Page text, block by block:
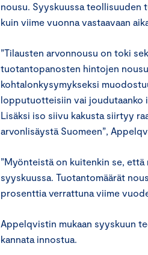
nousu. Syyskuussa teollisuuden
kuin viime vuonna vastaavaan
”Tilausten arvonnousu on toki
tuotantopanosten hintojen
kohtalonkysymykseksi
lopputuotteisiin vai joudutaanko
Lisäksi iso siivu kakusta siirtyy
arvonlisäystä Suomeen”,
”Myönteistä on kuitenkin se,
syyskuussa. Tuotantomäärät
prosenttia verrattuna viime
Appelqvistin mukaan syyskuun
kannata innostua.